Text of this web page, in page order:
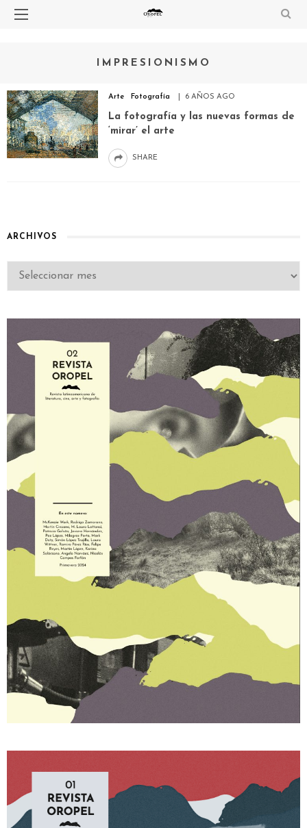
IMPRESIONISMO
Arte Fotografía 6 AÑOS AGO
La fotografía y las nuevas formas de
‘mirar’ el arte
SHARE
ARCHIVOS